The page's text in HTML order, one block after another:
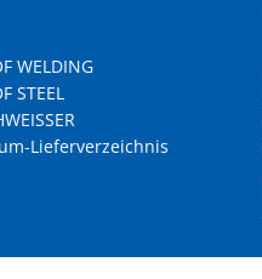
WELDING
STEEL
Lieferverzeichnis